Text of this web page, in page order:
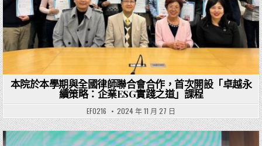
本院於本學期與全國律師聯合會合作，首次開設「卓越永
續策略：企業ESG實踐之道」課程
EF0216 2024 年 11 月 27 日